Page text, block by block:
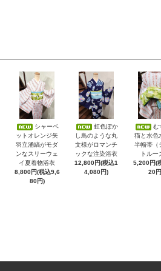
シャーベ
ットオレンジ矢
羽立涌縞がモダ
ンなスリーウェ
イ夏着物浴衣
8,800円(税込9,6
80円)
虹色ぼか
し鳥のような丸
文様がロマンチ
ックな注染浴衣
12,800円(税込1
4,080円)
む
猫と水色
半幅帯（
トルー
5,200円(
20